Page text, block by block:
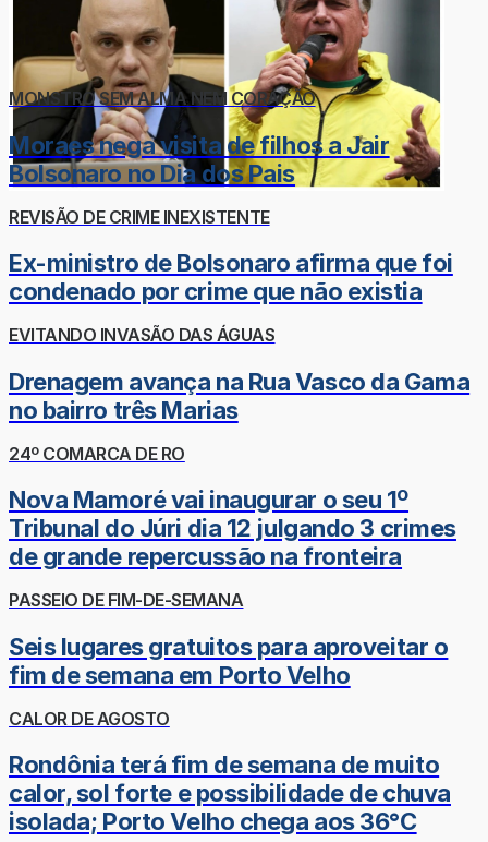
MONSTRO SEM ALMA NEM CORAÇÃO
Moraes nega visita de filhos a Jair
Bolsonaro no Dia dos Pais
REVISÃO DE CRIME INEXISTENTE
Ex-ministro de Bolsonaro afirma que foi
condenado por crime que não existia
EVITANDO INVASÃO DAS ÁGUAS
Drenagem avança na Rua Vasco da Gama
no bairro três Marias
24º COMARCA DE RO
Nova Mamoré vai inaugurar o seu 1º
Tribunal do Júri dia 12 julgando 3 crimes
de grande repercussão na fronteira
PASSEIO DE FIM-DE-SEMANA
Seis lugares gratuitos para aproveitar o
fim de semana em Porto Velho
CALOR DE AGOSTO
Rondônia terá fim de semana de muito
calor, sol forte e possibilidade de chuva
isolada; Porto Velho chega aos 36°C